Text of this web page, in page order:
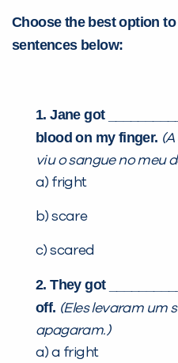
Choose the best option
sentences below:
1. Jane got
blood on my finger.
viu o sangue no meu
a) fright
b) scare
c) scared
2. They got
off. (Eles levaram um
apagaram.)
a) a fright
já vamos te
Sim